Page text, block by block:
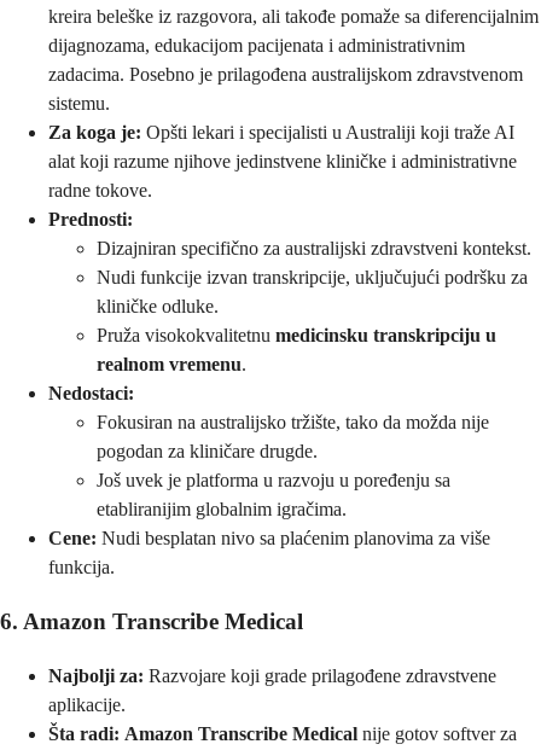
kreira beleške iz razgovora, ali takođe pomaže sa diferencijalnim
dijagnozama, edukacijom pacijenata i administrativnim
zadacima. Posebno je prilagođena australijskom zdravstvenom
sistemu.
Za koga je: Opšti lekari i specijalisti u Australiji koji traže AI
alat koji razume njihove jedinstvene kliničke i administrativne
radne tokove.
Prednosti:
Dizajniran specifično za australijski zdravstveni kontekst.
Nudi funkcije izvan transkripcije, uključujući podršku za
kliničke odluke.
Pruža visokokvalitetnu medicinsku transkripciju u
realnom vremenu.
Nedostaci:
Fokusiran na australijsko tržište, tako da možda nije
pogodan za kliničare drugde.
Još uvek je platforma u razvoju u poređenju sa
etabliranijim globalnim igračima.
Cene: Nudi besplatan nivo sa plaćenim planovima za više
funkcija.
6. Amazon Transcribe Medical
Najbolji za: Razvojare koji grade prilagođene zdravstvene
aplikacije.
Šta radi: Amazon Transcribe Medical nije gotov softver za